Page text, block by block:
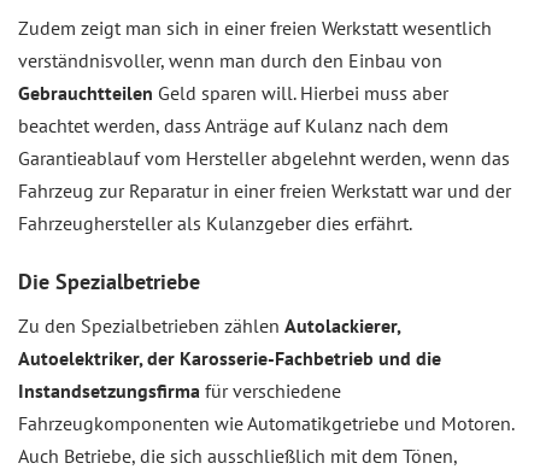
Zudem zeigt man sich in einer freien Werkstatt wesentlich
verständnisvoller, wenn man durch den Einbau von
Gebrauchtteilen Geld sparen will. Hierbei muss aber
beachtet werden, dass Anträge auf Kulanz nach dem
Garantieablauf vom Hersteller abgelehnt werden, wenn das
Fahrzeug zur Reparatur in einer freien Werkstatt war und der
Fahrzeughersteller als Kulanzgeber dies erfährt.
Die Spezialbetriebe
Zu den Spezialbetrieben zählen Autolackierer,
Autoelektriker, der Karosserie-Fachbetrieb und die
Instandsetzungsfirma für verschiedene
Fahrzeugkomponenten wie Automatikgetriebe und Motoren.
Auch Betriebe, die sich ausschließlich mit dem Tönen,